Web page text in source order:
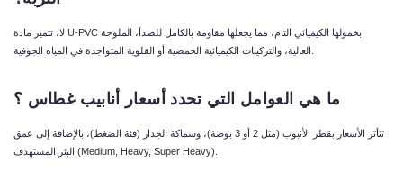
لا، تتميز مادة U-PVC بخمولها الكيميائي التام، مما يجعلها مقاومة بالكامل للصدأ، الملوحة
ما هي العوامل التي تحدد أسعار أنابيب غطاس ؟
تتأثر الأسعار بقطر الأنبوب (مثل 2 أو 3 بوصة)، وسماكة الجدار (فئة الضغط)، بالإضافة إلى عمق
البئر المستهدف (Medium, Heavy, Super Heavy).